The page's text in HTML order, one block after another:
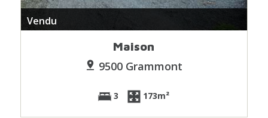
Vendu
Maison
9500 Grammont
3 173m²